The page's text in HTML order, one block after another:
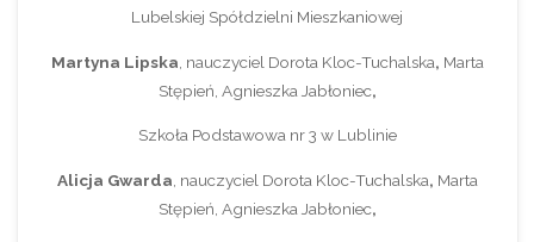
Lubelskiej Spółdzielni Mieszkaniowej
Martyna Lipska , nauczyciel Dorota Kloc-Tuchalska, Marta
Stępień, Agnieszka Jabłoniec,
Szkoła Podstawowa nr 3 w Lublinie
Alicja Gwarda , nauczyciel Dorota Kloc-Tuchalska, Marta
Stępień, Agnieszka Jabłoniec,